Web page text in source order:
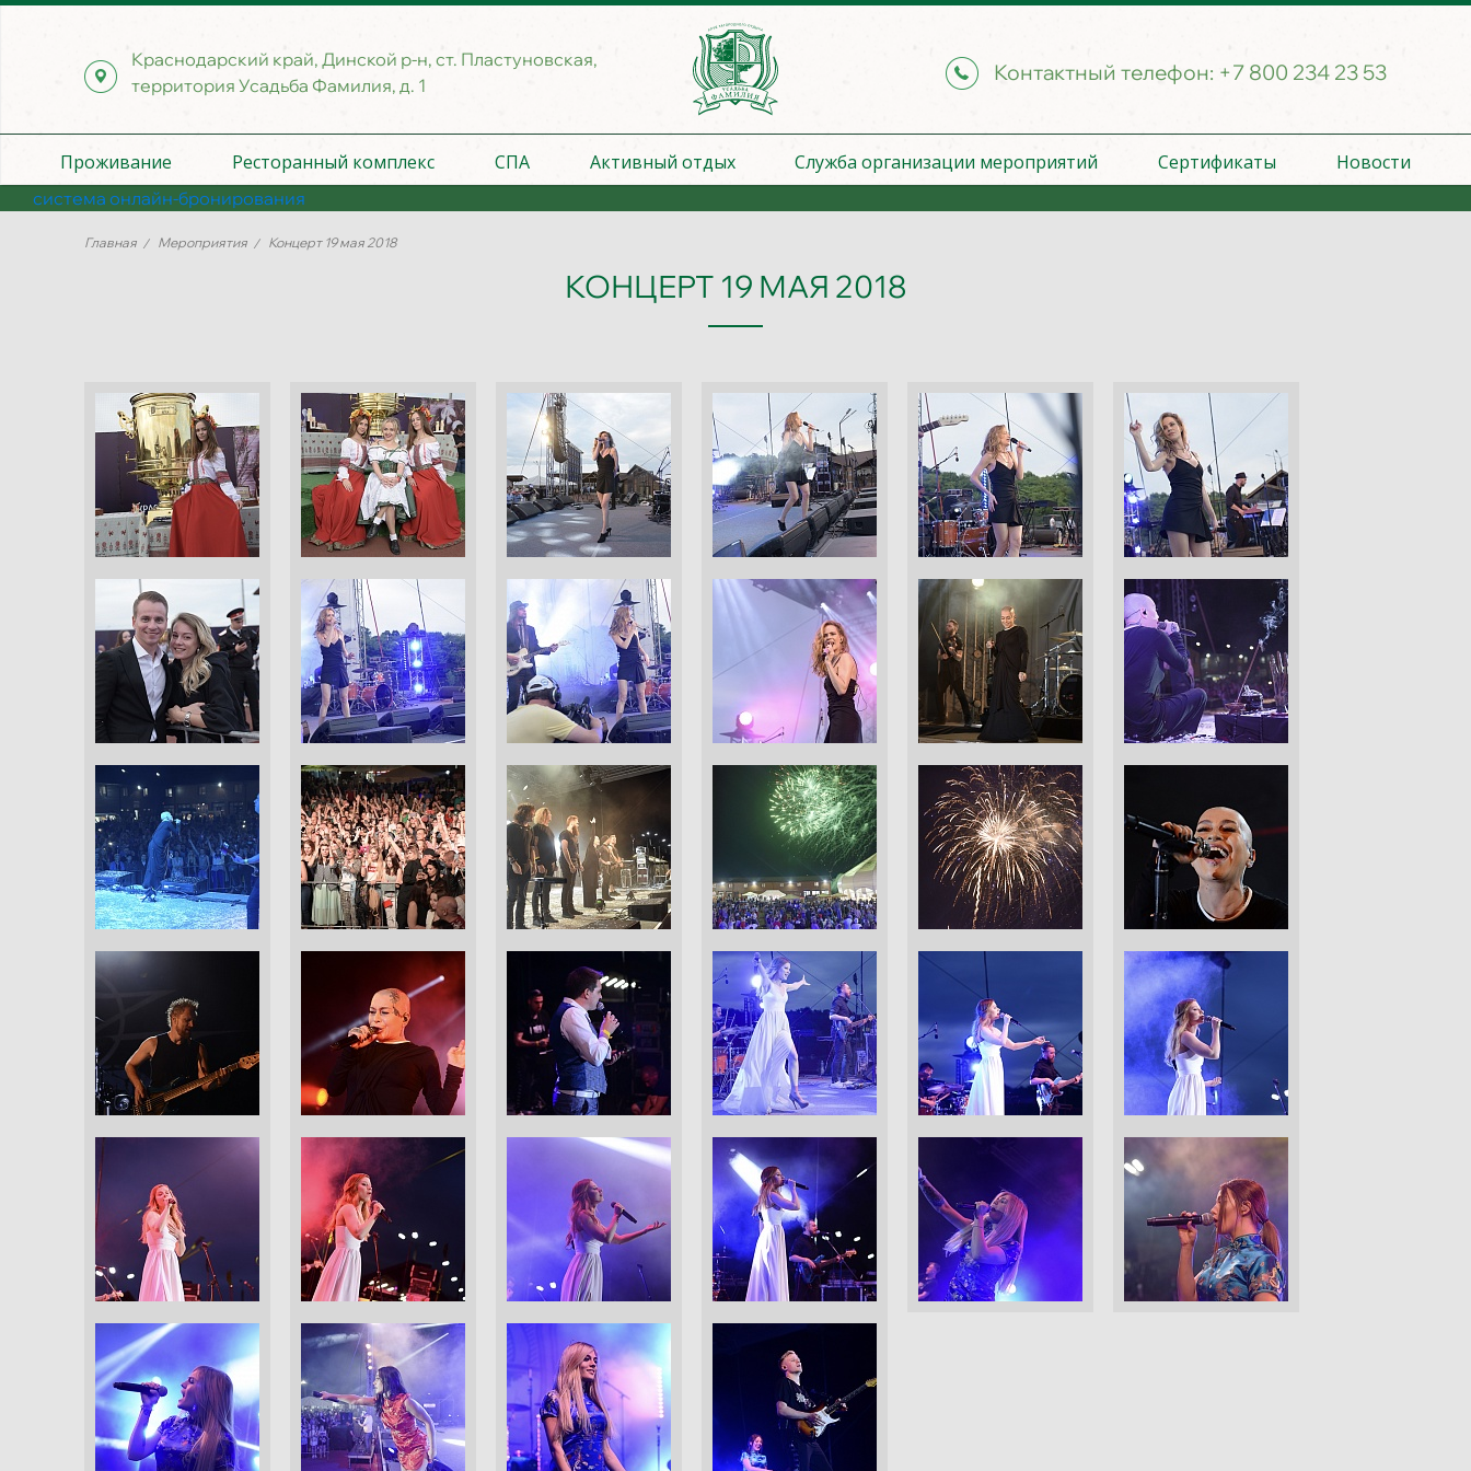
Краснодарский край, Динской р-н, ст. Пластуновская,
территория Усадьба Фамилия, д. 1
Контактный телефон: +7 800 234 23 53
Проживание Ресторанный комплекс СПА Активный отдых Служба организации мероприятий Сертификаты Новости
система онлайн-бронирования
Главная Мероприятия Концерт 19 мая 2018
КОНЦЕРТ 19 МАЯ 2018